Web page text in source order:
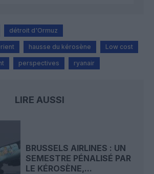
détroit d'Ormuz
hausse du kérosène Low cost
perspectives ryanair
LIRE AUSSI
BRUSSELS AIRLINES : UN
SEMESTRE PÉNALISÉ PAR
LE KÉROSÈNE,...